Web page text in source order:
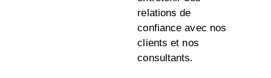
relations de
confiance avec nos
clients et nos
consultants.